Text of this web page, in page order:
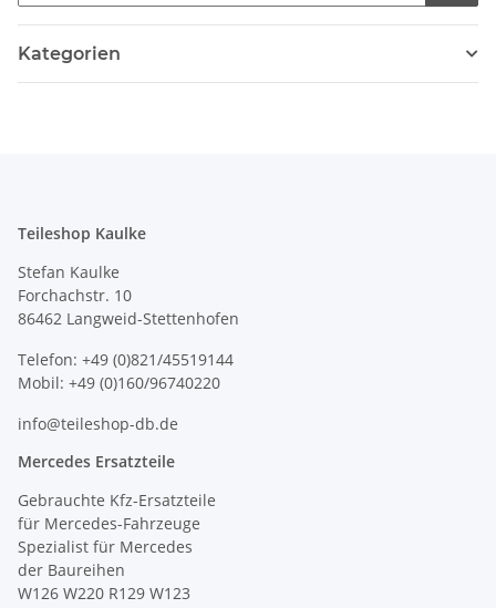
Kategorien
Teileshop Kaulke
Stefan Kaulke
Forchachstr. 10
86462 Langweid-Stettenhofen
Telefon: +49 (0)821/45519144
Mobil: +49 (0)160/96740220
info@teileshop-db.de
Mercedes Ersatzteile
Gebrauchte Kfz-Ersatzteile
für Mercedes-Fahrzeuge
Spezialist für Mercedes
der Baureihen
W126 W220 R129 W123